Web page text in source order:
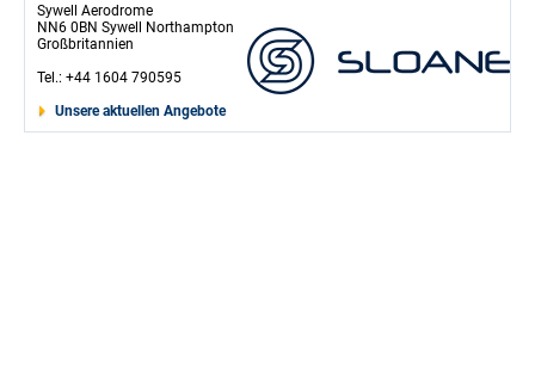
Sywell Aerodrome
NN6 0BN Sywell Northampton
Großbritannien
Tel.: +44 1604 790595
Unsere aktuellen Angebote